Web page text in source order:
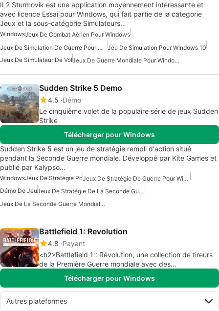
IL2 Sturmovik est une application moyennement intéressante et
avec licence Essai pour Windows, qui fait partie de la categorie
Jeux et la sous-catégorie Simulateurs…
WindowsJeux De Combat Aérien Pour Windows
Jeux De Simulation De Guerre Pour Windows
Jeu De Simulation Pour Windows 10
Jeux De Simulateur De Vol
Jeux De Guerre Mondiale Pour Windows
Sudden Strike 5 Demo
4.5 Démo
Le cinquième volet de la populaire série de jeux Sudden
Strike
Télécharger pour Windows
Sudden Strike 5 est un jeu de stratégie rempli d'action situé
pendant la Seconde Guerre mondiale. Développé par Kite Games et
publié par Kalypso…
WindowsJeux De Stratégie Pc
Jeux De Stratégie De Guerre Pour Windows
Démo De Jeu
Jeux De Stratégie De La Seconde Guerre Mondiale
Jeux De La Seconde Guerre Mondiale Pour Windows
Battlefield 1: Revolution
4.8 Payant
<h2>Battlefield 1 : Révolution, une collection de tireurs
de la Première Guerre mondiale avec des
extensions</h2>
Télécharger pour Windows
Autres plateformes